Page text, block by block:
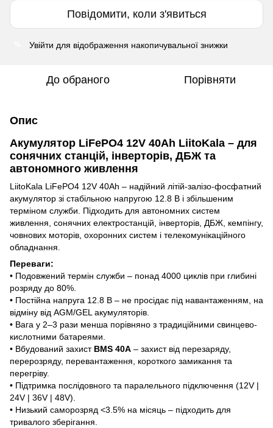
Повідомити, коли з'явиться
Увійти для відображення накопичувальної знижки
До обраного Порівняти
Опис
Акумулятор LiFePO4 12V 40Ah LiitoKala – для
сонячних станцій, інверторів, ДБЖ та
автономного живлення
LiitoKala LiFePO4 12V 40Ah – надійний літій-залізо-фосфатний
акумулятор зі стабільною напругою 12.8 В і збільшеним
терміном служби. Підходить для автономних систем
живлення, сонячних електростанцій, інверторів, ДБЖ, кемпінгу,
човнових моторів, охоронних систем і телекомунікаційного
обладнання.
Переваги:
• Подовжений термін служби – понад 4000 циклів при глибині
розряду до 80%.
• Постійна напруга 12.8 В – не просідає під навантаженням, на
відміну від AGM/GEL акумуляторів.
• Вага у 2–3 рази менша порівняно з традиційними свинцево-
кислотними батареями.
• Вбудований захист BMS 40A – захист від перезаряду,
перерозряду, перевантаження, короткого замикання та
перегріву.
• Підтримка послідовного та паралельного підключення (12V |
24V | 36V | 48V).
• Низький саморозряд <3.5% на місяць – підходить для
тривалого зберігання.